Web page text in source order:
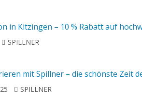
in Kitzingen – 10 % Rabatt auf
SPILLNER
mit Spillner – die schönste Zeit
SPILLNER